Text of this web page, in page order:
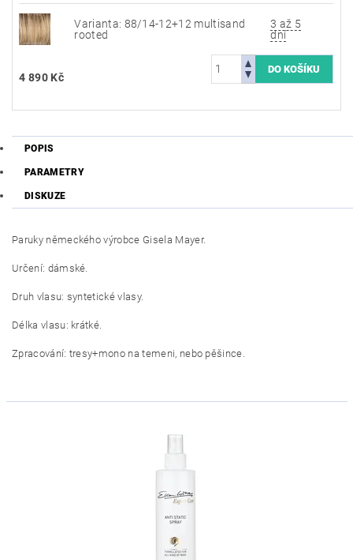
Varianta: 88/14-12+12 multisand
rooted
3 až 5
dní
4 890 Kč
POPIS
PARAMETRY
DISKUZE
Paruky německého výrobce Gisela Mayer.
Určení: dámské.
Druh vlasu: syntetické vlasy.
Délka vlasu: krátké.
Zpracování: tresy+mono na temeni, nebo pěšince.